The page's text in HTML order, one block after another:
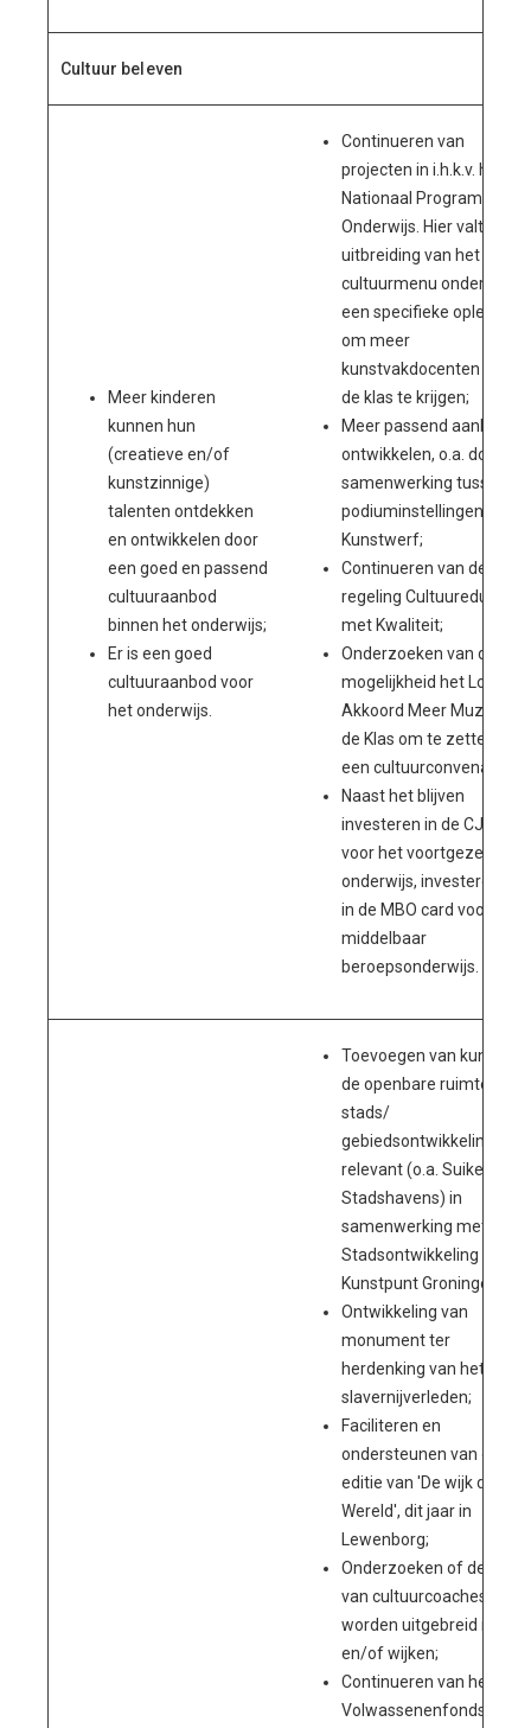
Cultuur beleven
Meer kinderen
kunnen hun
(creatieve en/of
kunstzinnige)
talenten ontdekken
en ontwikkelen door
een goed en passend
cultuuraanbod
binnen het onderwijs;
Er is een goed
cultuuraanbod voor
het onderwijs.
Continueren van
projecten in i.h.k.v. het
Nationaal Programma
Onderwijs. Hier valt een
uitbreiding van het
cultuurmenu onder en
een specifieke opleiding
om meer
kunstvakdocenten voor
de klas te krijgen;
Meer passend aanbod
ontwikkelen, o.a. door
samenwerking tussen
podiuminstellingen in de
Kunstwerf;
Continueren van de
regeling Cultuureducatie
met Kwaliteit;
Onderzoeken van de
mogelijkheid het Lokaal
Akkoord Meer Muziek in
de Klas om te zetten
een cultuurconvenant;
Naast het blijven
investeren in de CJP-pas
voor het voortgezet
onderwijs, investeren we
in de MBO card voor
middelbaar
beroepsonderwijs.
Toevoegen van kunst in
de openbare ruimte in
stads/
gebiedsontwikkeling
relevant (o.a. Suikerzijde,
Stadshavens) in
samenwerking met
Stadsontwikkeling en
Kunstpunt Groningen;
Ontwikkeling van
monument ter
herdenking van het
slavernijverleden;
Faciliteren en
ondersteunen van de 6e
editie van 'De wijk de
Wereld', dit jaar in
Lewenborg;
Onderzoeken of de inzet
van cultuurcoaches kan
worden uitgebreid in uren
en/of wijken;
Continueren van het
Volwassenenfonds